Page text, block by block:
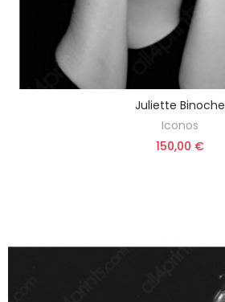
Juliette Binoche
Iconos
150,00 €